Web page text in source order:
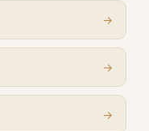
→
→
→